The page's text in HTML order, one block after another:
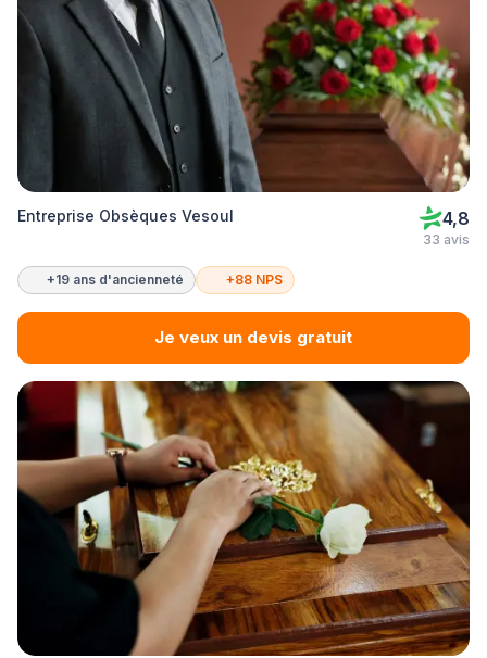
Entreprise Obsèques Vesoul 4,8
33 avis
+19 ans d'ancienneté +88 NPS
Je veux un devis gratuit